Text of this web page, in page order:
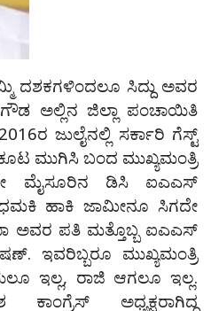
ದಶಕಗಳಿಂದಲೂ ಸಿದ್ದು ಅವರ
ಅಲ್ಲಿನ ಜಿಲ್ಲಾ ಪಂಚಾಯಿತಿ
ಜುಲೈನಲ್ಲಿ ಸರ್ಕಾರಿ ಗೆಸ್ಟ್
ಮುಗಿಸಿ ಬಂದ ಮುಖ್ಯಮಂತ್ರಿ
ಮೈಸೂರಿನ ಡಿಸಿ ಐಎಎಸ್
ಹಾಕಿ ಜಾಮೀನೂ ಸಿಗದೇ
ಅವರ ಪತಿ ಮತ್ತೊಬ್ಬ ಐಎಎಸ್
ಇವರಿಬ್ಬರೂ ಮುಖ್ಯಮಂತ್ರಿ
ಇಲ್ಲ, ರಾಜಿ ಆಗಲೂ ಇಲ್ಲ.
ಅಧ್ಯಕ್ಷರಾಗಿದ್ದ